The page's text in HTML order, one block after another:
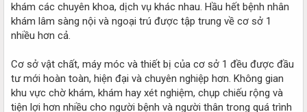
khám các chuyên khoa, dịch vụ khác nhau. Hầu hết bệnh nhân
khám lâm sàng nội và ngoại trú được tập trung về cơ sở 1
nhiều hơn cả.
Cơ sở vật chất, máy móc và thiết bị của cơ sở 1 đều được đầu
tư mới hoàn toàn, hiện đại và chuyên nghiệp hơn. Không gian
khu vực chờ khám, khám hay xét nghiệm, chụp chiếu rộng và
tiện lợi hơn nhiều cho người bệnh và người thân trong quá trình